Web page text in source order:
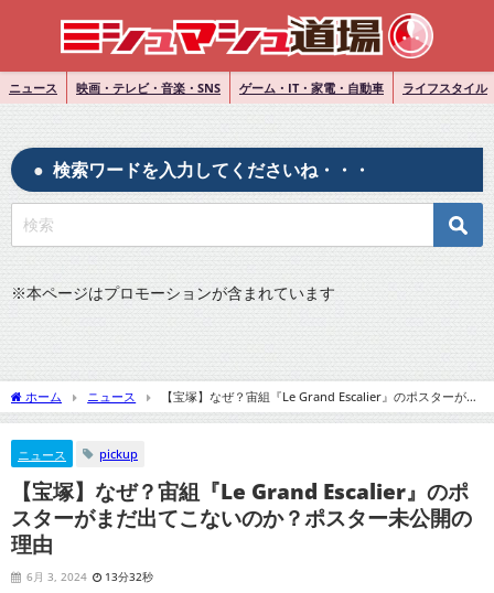
ニュース 映画・テレビ・音楽・SNS ゲーム・IT・家電・自動車 ライフスタイル
検索ワードを入力してくださいね・・・
※本ページはプロモーションが含まれています
ホーム ニュース
【宝塚】なぜ？宙組『Le Grand Escalier』のポスターがま
だ出てこないのか？ポスター未公開の理由
ニュース pickup
【宝塚】なぜ？宙組『Le Grand Escalier』のポ
スターがまだ出てこないのか？ポスター未公開の
理由
6月 3, 2024 13分32秒